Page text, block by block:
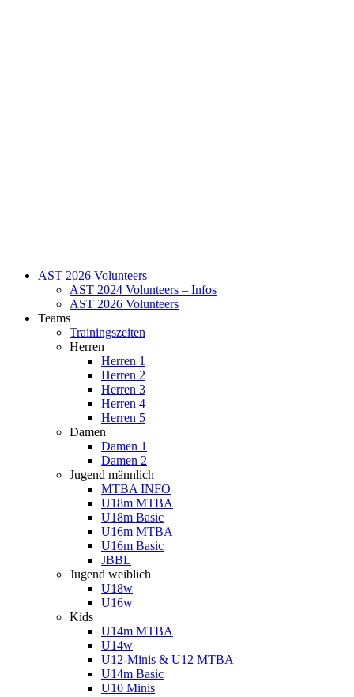
AST 2026 Volunteers
AST 2024 Volunteers – Infos
AST 2026 Volunteers
Teams
Trainingszeiten
Herren
Herren 1
Herren 2
Herren 3
Herren 4
Herren 5
Damen
Damen 1
Damen 2
Jugend männlich
MTBA INFO
U18m MTBA
U18m Basic
U16m MTBA
U16m Basic
JBBL
Jugend weiblich
U18w
U16w
Kids
U14m MTBA
U14w
U12-Minis & U12 MTBA
U14m Basic
U10 Minis